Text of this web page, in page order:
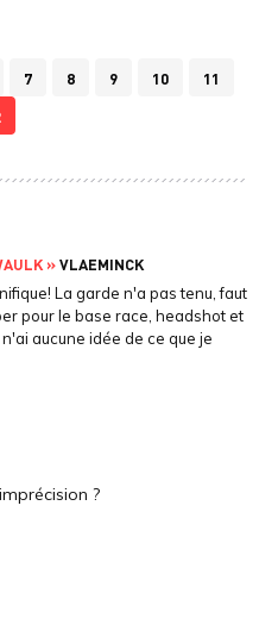
7 8 9 10
11
»VLAEMINCK
La garde n'a pas tenu, faut
pour le base race, headshot et
n'ai aucune idée de ce que je
?